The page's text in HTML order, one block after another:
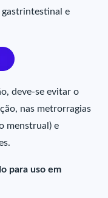
e
deve-se evitar o
nas metrorragias
menstrual) e
para uso em